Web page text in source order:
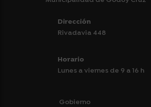
Dirección
Rivadavia 448
Horario
Lunes a viernes de 9 a 16 h
Gobierno